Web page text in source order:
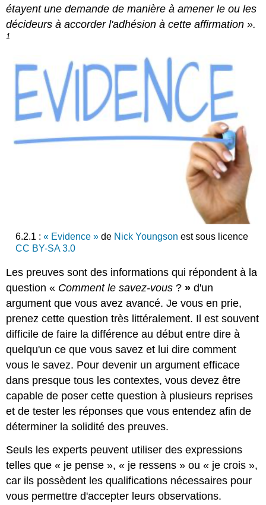
étayent une demande de manière à amener le ou les
décideurs à accorder l'adhésion à cette affirmation ».
1
6.2.1 : « Evidence »de Nick Youngson est sous licence
CC BY-SA 3.0
Les preuves sont des informations qui répondent à la
question « Comment le savez-vous ? » d'un
argument que vous avez avancé. Je vous en prie,
prenez cette question très littéralement. Il est souvent
difficile de faire la différence au début entre dire à
quelqu'un ce que vous savez et lui dire comment
vous le savez. Pour devenir un argument efficace
dans presque tous les contextes, vous devez être
capable de poser cette question à plusieurs reprises
et de tester les réponses que vous entendez afin de
déterminer la solidité des preuves.
Seuls les experts peuvent utiliser des expressions
telles que « je pense », « je ressens » ou « je crois »,
car ils possèdent les qualifications nécessaires pour
vous permettre d'accepter leurs observations.